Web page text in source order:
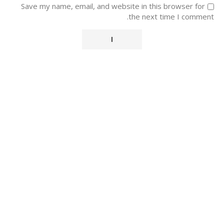
Save my name, email, and website in this browser for
the next time I comment.